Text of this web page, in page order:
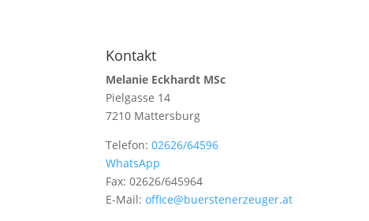
Kontakt
Melanie Eckhardt MSc
Pielgasse 14
7210 Mattersburg
Telefon:02626/64596
WhatsApp
Fax: 02626/645964
E-Mail:office@buerstenerzeuger.at